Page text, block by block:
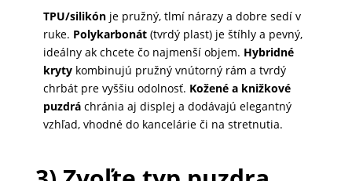
OUTDOOR
TPU/silikónje pružný, tlmí nárazy a dobre sedí v
ruke. Polykarbonát(tvrdý plast) je štíhly a pevný,
ideálny ak chcete čo najmenší objem. Hybridné
krytykombinujú pružný vnútorný rám a tvrdý
chrbát pre vyššiu odolnosť. Kožené a knižkové
puzdráchránia aj displej a dodávajú elegantný
vzhľad, vhodné do kancelárie či na stretnutia.